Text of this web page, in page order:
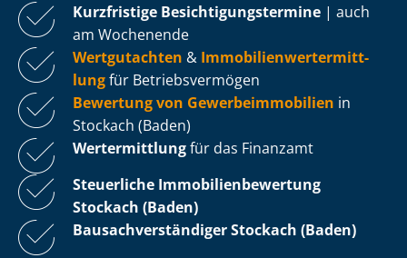
Kurzfristige Be­sich­ti­gungs­ter­mi­ne | auch
am Wochenende
Wertgutachten & Im­mo­bi­li­en­wert­ermitt­
lungfür Be­triebs­ver­mö­gen
Bewertung von Ge­wer­be­im­mo­bi­li­en in
Stockach (Baden)
Wertermittlungfür das Finanzamt
Steuerliche Im­mo­bi­li­en­be­wer­tung
Stockach (Baden)
Bau­sach­ver­stän­di­ger Stockach (Baden)